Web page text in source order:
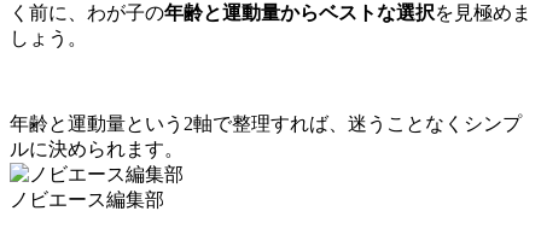
く前に、わが子の年齢と運動量からベストな選択を見極めま
しょう。
年齢と運動量という2軸で整理すれば、迷うことなくシンプ
ルに決められます。
ノビエース編集部